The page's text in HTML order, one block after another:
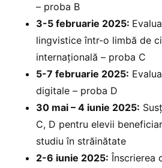
– proba B
3-5 februarie 2025: ⁠
lingvistice într-o limbă de
internațională – proba C
5-7 februarie 2025:
digitale – proba D
30 mai – 4 iunie 2025:
C, D pentru elevii
studiu în străinătate
2-6 iunie 2025: Înscrierea